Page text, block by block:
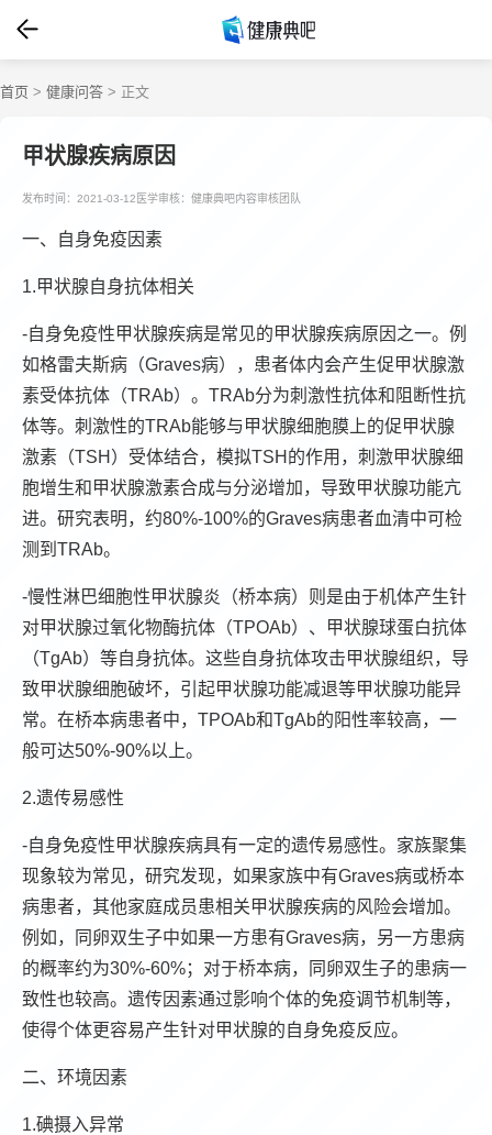
首页 > 健康问答 > 正文
甲状腺疾病原因
发布时间：2021-03-12 医学审核：健康典吧内容审核团队
一、自身免疫因素
1.甲状腺自身抗体相关
-自身免疫性甲状腺疾病是常见的甲状腺疾病原因之一。例
如格雷夫斯病（Graves病），患者体内会产生促甲状腺激
素受体抗体（TRAb）。TRAb分为刺激性抗体和阻断性抗
体等。刺激性的TRAb能够与甲状腺细胞膜上的促甲状腺
激素（TSH）受体结合，模拟TSH的作用，刺激甲状腺细
胞增生和甲状腺激素合成与分泌增加，导致甲状腺功能亢
进。研究表明，约80%-100%的Graves病患者血清中可检
测到TRAb。
-慢性淋巴细胞性甲状腺炎（桥本病）则是由于机体产生针
对甲状腺过氧化物酶抗体（TPOAb）、甲状腺球蛋白抗体
（TgAb）等自身抗体。这些自身抗体攻击甲状腺组织，导
致甲状腺细胞破坏，引起甲状腺功能减退等甲状腺功能异
常。在桥本病患者中，TPOAb和TgAb的阳性率较高，一
般可达50%-90%以上。
2.遗传易感性
-自身免疫性甲状腺疾病具有一定的遗传易感性。家族聚集
现象较为常见，研究发现，如果家族中有Graves病或桥本
病患者，其他家庭成员患相关甲状腺疾病的风险会增加。
例如，同卵双生子中如果一方患有Graves病，另一方患病
的概率约为30%-60%；对于桥本病，同卵双生子的患病一
致性也较高。遗传因素通过影响个体的免疫调节机制等，
使得个体更容易产生针对甲状腺的自身免疫反应。
二、环境因素
1.碘摄入异常